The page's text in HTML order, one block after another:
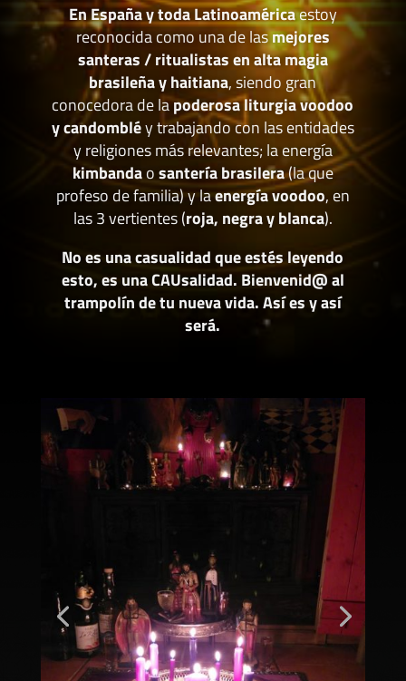
En España y toda Latinoaméricaestoy
reconocida como una de lasmejores
santeras / ritualistas en alta magia
brasileña y haitiana, siendo gran
conocedora de lapoderosa liturgia voodoo
y candombléy trabajando con las entidades
y religiones más relevantes; la energía
kimbandaosantería brasilera(la que
profeso de familia) y laenergía voodoo, en
las 3 vertientes (roja, negra y blanca).
No es una casualidad que estés leyendo
esto, es una CAUsalidad. Bienvenid@ al
trampolín de tu nueva vida. Así es y así
será.